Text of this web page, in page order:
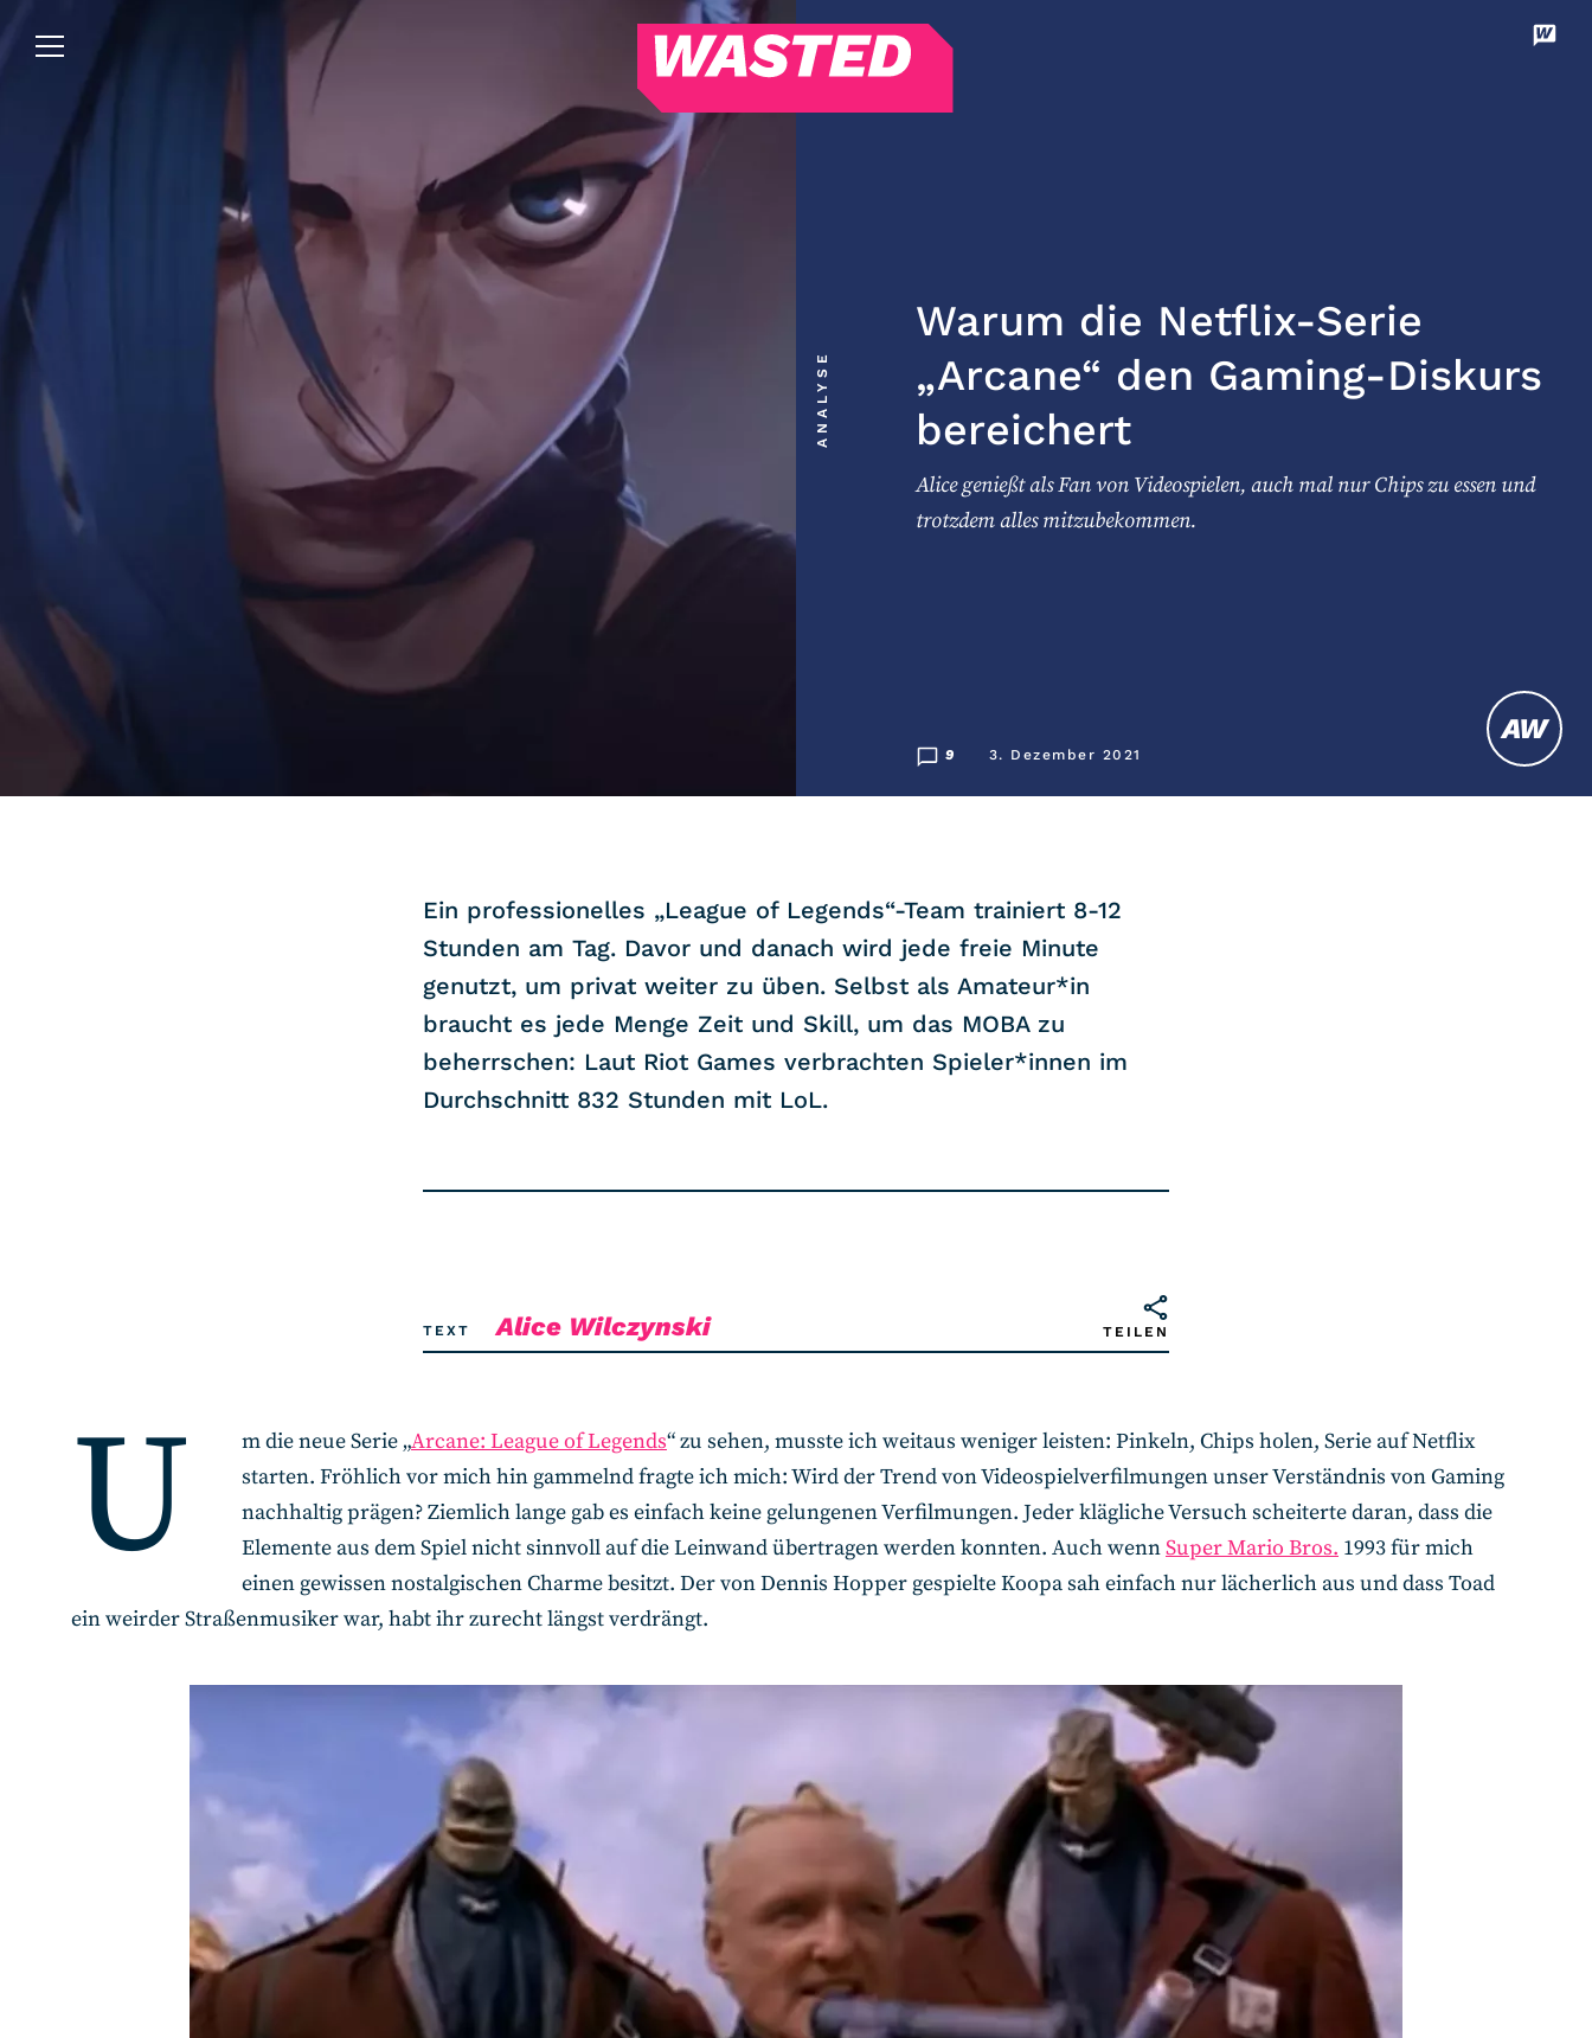
WASTED
Magazin
Über uns
Unsere Autor*innen
Alle Artikel
Interview
Kolumne
Listicle
Hören
Alle Podcasts
WASTED WEEKLY
Portfolio Royal
Redebedarf
Last Game Standing
Top 5
Random
RSS-Feed
DATENSCHUTZ
Warum die Netflix-Serie
„Arcane“ den Gaming-Diskurs
bereichert
Alice genießt als Fan von Videospielen, auch mal nur Chips zu essen und
trotzdem alles mitzubekommen.
9 3. Dezember 2021
ANALYSE
AW
Ein professionelles „League of Legends“-Team trainiert 8-12
Stunden am Tag. Davor und danach wird jede freie Minute
genutzt, um privat weiter zu üben. Selbst als Amateur*in
braucht es jede Menge Zeit und Skill, um das MOBA zu
beherrschen: Laut Riot Games verbrachten Spieler*innen im
Durchschnitt 832 Stunden mit LoL.
TEXT Alice Wilczynski TEILEN
U m die neue Serie „Arcane: League of Legends“ zu sehen, musste ich weitaus weniger leisten: Pinkeln, Chips holen, Serie auf Netflix
starten. Fröhlich vor mich hin gammelnd fragte ich mich: Wird der Trend von Videospielverfilmungen unser Verständnis von Gaming
nachhaltig prägen? Ziemlich lange gab es einfach keine gelungenen Verfilmungen. Jeder klägliche Versuch scheiterte daran, dass die
Elemente aus dem Spiel nicht sinnvoll auf die Leinwand übertragen werden konnten. Auch wennSuper Mario Bros. 1993 für mich
einen gewissen nostalgischen Charme besitzt. Der von Dennis Hopper gespielte Koopa sah einfach nur lächerlich aus und dass Toad
ein weirder Straßenmusiker war, habt ihr zurecht längst verdrängt.